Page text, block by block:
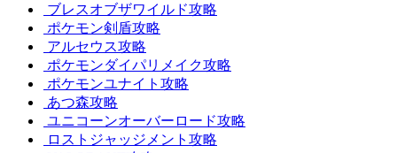
ブレスオブザワイルド攻略
ポケモン剣盾攻略
アルセウス攻略
ポケモンダイパリメイク攻略
ポケモンユナイト攻略
あつ森攻略
ユニコーンオーバーロード攻略
ロストジャッジメント攻略